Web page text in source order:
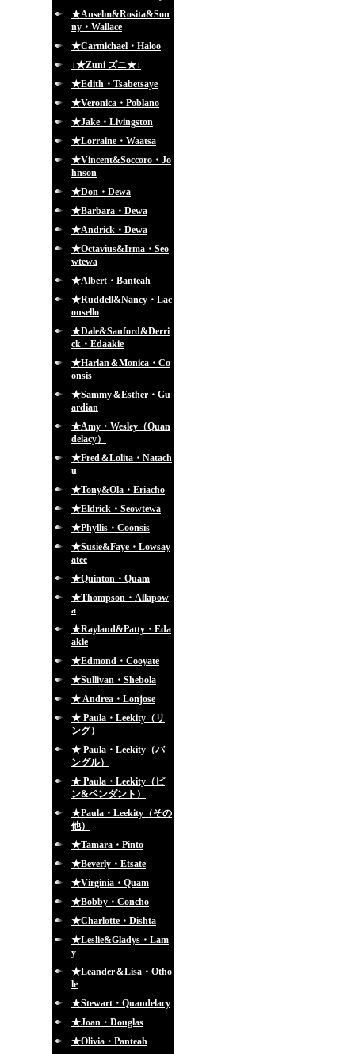
★Anselm&Rosita&Son
ny・Wallace
★Carmichael・Haloo
↓★Zuni ズニ★↓
★Edith・Tsabetsaye
★Veronica・Poblano
★Jake・Livingston
★Lorraine・Waatsa
★Vincent&Soccoro・Jo
hnson
★Don・Dewa
★Barbara・Dewa
★Andrick・Dewa
★Octavius&Irma・Seo
wtewa
★Albert・Banteah
★Ruddell&Nancy・Lac
onsello
★Dale&Sanford&Derri
ck・Edaakie
★Harlan＆Monica・Co
onsis
★Sammy＆Esther・Gu
ardian
★Amy・Wesley（Quan
delacy）
★Fred＆Lolita・Natach
u
★Tony&Ola・Eriacho
★Eldrick・Seowtewa
★Phyllis・Coonsis
★Susie&Faye・Lowsay
atee
★Quinton・Quam
★Thompson・Allapow
a
★Rayland&Patty・Eda
akie
★Edmond・Cooyate
★Sullivan・Shebola
★ Andrea・Lonjose
★ Paula・Leekity（リ
ング）
★ Paula・Leekity（バ
ングル）
★ Paula・Leekity（ピ
ン&ペンダント）
★Paula・Leekity（その
他）
★Tamara・Pinto
★Beverly・Etsate
★Virginia・Quam
★Bobby・Concho
★Charlotte・Dishta
★Leslie&Gladys・Lam
y
★Leander＆Lisa・Otho
le
★Stewart・Quandelacy
★Joan・Douglas
★Olivia・Panteah